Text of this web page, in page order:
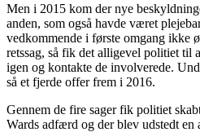
Men i 2015 kom der nye
anden, som også havde været
vedkommende i første omgang ikke
retssag, så fik det alligevel politiet til
igen og kontakte de involverede.
så et fjerde offer frem i 2016.
Gennem de fire sager fik politiet
Wards adfærd og der blev udstedt en